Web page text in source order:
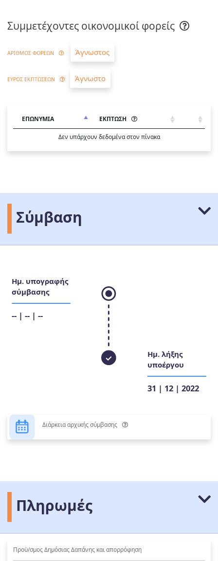
Συμμετέχοντες οικονομικοί φορείς
ΑΡΙΘΜΟΣ ΦΟΡΕΩΝ Άγνωστος
ΕΥΡΟΣ ΕΚΠΤΩΣΕΩΝ Άγνωστο
ΕΠΩΝΥΜΙΑ ΕΚΠΤΩΣΗ
Δεν υπάρχουν δεδομένα στον πίνακα
Σύμβαση
Ημ. υπογραφής
σύμβασης
-- | -- | --
Ημ. λήξης
υποέργου
31 | 12 | 2022
Διάρκεια αρχικής σύμβασης
Πληρωμές
Προϋ/σμος Δημόσιας Δαπάνης και απορρόφηση